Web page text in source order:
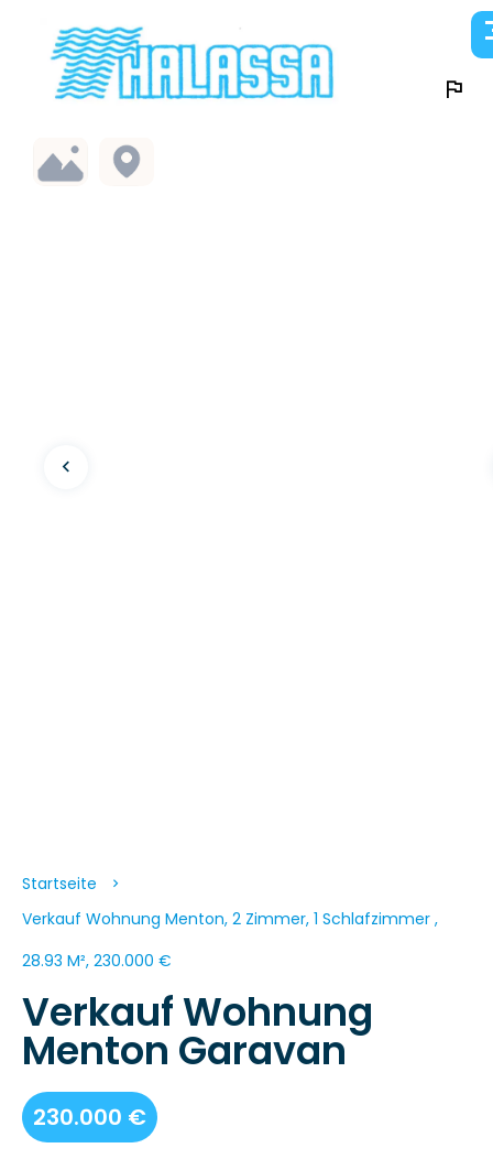
Startseite
Verkauf Wohnung Menton, 2 Zimmer, 1 Schlafzimmer ,
28.93 M², 230.000 €
Verkauf Wohnung
Menton Garavan
230.000 €